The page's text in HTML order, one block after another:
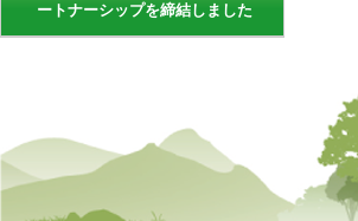
ートナーシップを締結しました